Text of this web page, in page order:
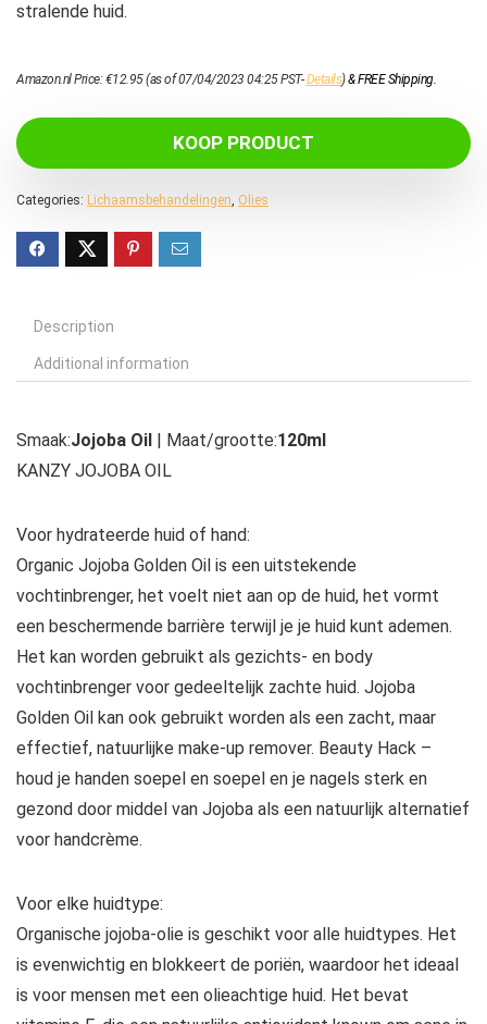
stralende huid.
Amazon.nl Price:€12.95(as of 07/04/2023 04:25 PST-Details)&FREE Shipping.
KOOP PRODUCT
Categories: Lichaamsbehandelingen, Olies
Description
Additional information
Smaak:Jojoba Oil | Maat/grootte:120ml
KANZY JOJOBA OIL
Voor hydrateerde huid of hand:
Organic Jojoba Golden Oil is een uitstekende
vochtinbrenger, het voelt niet aan op de huid, het vormt
een beschermende barrière terwijl je je huid kunt ademen.
Het kan worden gebruikt als gezichts- en body
vochtinbrenger voor gedeeltelijk zachte huid. Jojoba
Golden Oil kan ook gebruikt worden als een zacht, maar
effectief, natuurlijke make-up remover. Beauty Hack –
houd je handen soepel en soepel en je nagels sterk en
gezond door middel van Jojoba als een natuurlijk alternatief
voor handcrème.
Voor elke huidtype:
Organische jojoba-olie is geschikt voor alle huidtypes. Het
is evenwichtig en blokkeert de poriën, waardoor het ideaal
is voor mensen met een olieachtige huid. Het bevat